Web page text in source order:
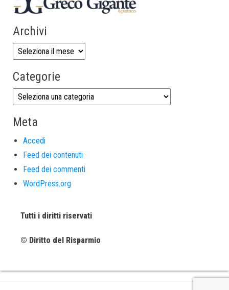
Archivi
Categorie
Meta
Accedi
Feed dei contenuti
Feed dei commenti
WordPress.org
Tutti i diritti riservati
© Diritto del Risparmio